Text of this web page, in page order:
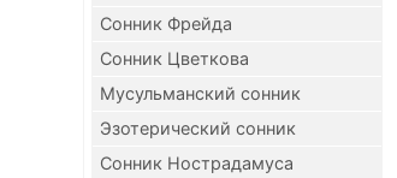
Сонник Фрейда
Сонник Цветкова
Мусульманский сонник
Эзотерический сонник
Сонник Нострадамуса